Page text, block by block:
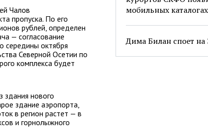
мобильных каталогах
Дима Билан споет на
Чалов
пропуска. По его
рублей, определен
— согласование
середины октября
Северной Осетии по
комплекса будет
здания нового
здание аэропорта,
в регион растет — в
и горнолыжного